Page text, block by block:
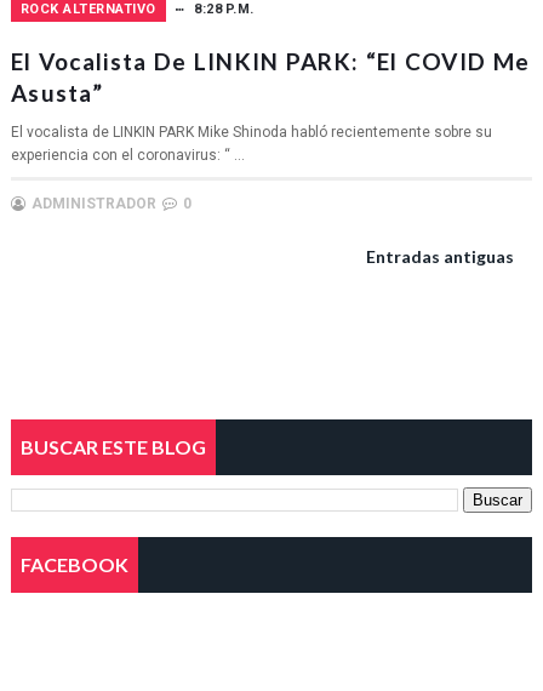
ROCK ALTERNATIVO 8:28 P.M.
El Vocalista De LINKIN PARK: “El COVID Me
Asusta”
El vocalista de LINKIN PARK Mike Shinoda habló recientemente sobre su
experiencia con el coronavirus: “ ...
ADMINISTRADOR 0
Entradas antiguas
BUSCAR ESTE BLOG
FACEBOOK